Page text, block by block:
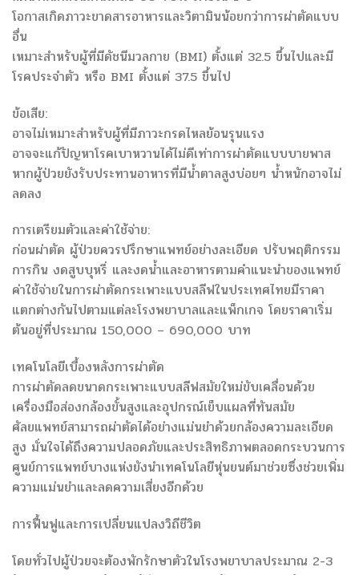
โอกาสเกิดภาวะขาดสารอาหารและวิตามินน้อยกว่าการผ่าตัดแบบ
อื่น
เหมาะสำหรับผู้ที่มีดัชนีมวลกาย (BMI) ตั้งแต่ 32.5 ขึ้นไปและมี
โรคประจำตัว หรือ BMI ตั้งแต่ 37.5 ขึ้นไป
ข้อเสีย:
อาจไม่เหมาะสำหรับผู้ที่มีภาวะกรดไหลย้อนรุนแรง
อาจจะแก้ปัญหาโรคเบาหวานได้ไม่ดีเท่าการผ่าตัดแบบบายพาส
หากผู้ป่วยยังรับประทานอาหารที่มีน้ำตาลสูงบ่อยๆ น้ำหนักอาจไม่
ลดลง
การเตรียมตัวและค่าใช้จ่าย:
ก่อนผ่าตัด ผู้ป่วยควรปรึกษาแพทย์อย่างละเอียด ปรับพฤติกรรม
การกิน งดสูบบุหรี่ และงดน้ำและอาหารตามคำแนะนำของแพทย์
ค่าใช้จ่ายในการผ่าตัดกระเพาะแบบสลีฟในประเทศไทยมีราคา
แตกต่างกันไปตามแต่ละโรงพยาบาลและแพ็กเกจ โดยราคาเริ่ม
ต้นอยู่ที่ประมาณ 150,000 – 690,000 บาท
เทคโนโลยีเบื้องหลังการผ่าตัด
การผ่าตัดลดขนาดกระเพาะแบบสลีฟสมัยใหม่ขับเคลื่อนด้วย
เครื่องมือส่องกล้องขั้นสูงและอุปกรณ์เย็บแผลที่ทันสมัย ​​
ศัลยแพทย์สามารถผ่าตัดได้อย่างแม่นยำด้วยกล้องความละเอียด
สูง มั่นใจได้ถึงความปลอดภัยและประสิทธิภาพตลอดกระบวนการ
ศูนย์การแพทย์บางแห่งยังนำเทคโนโลยีหุ่นยนต์มาช่วยซึ่งช่วยเพิ่ม
ความแม่นยำและลดความเสี่ยงอีกด้วย
การฟื้นฟูและการเปลี่ยนแปลงวิถีชีวิต
โดยทั่วไปผู้ป่วยจะต้องพักรักษาตัวในโรงพยาบาลประมาณ 2-3